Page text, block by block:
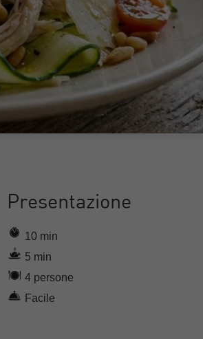
Presentazione
10 min
5 min
4 persone
Facile